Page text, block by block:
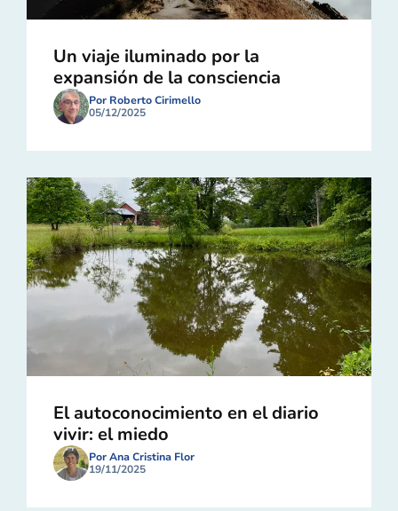
Un viaje iluminado por la
expansión de la consciencia
Por Roberto Cirimello
05/12/2025
El autoconocimiento en el diario
vivir: el miedo
Por Ana Cristina Flor
19/11/2025